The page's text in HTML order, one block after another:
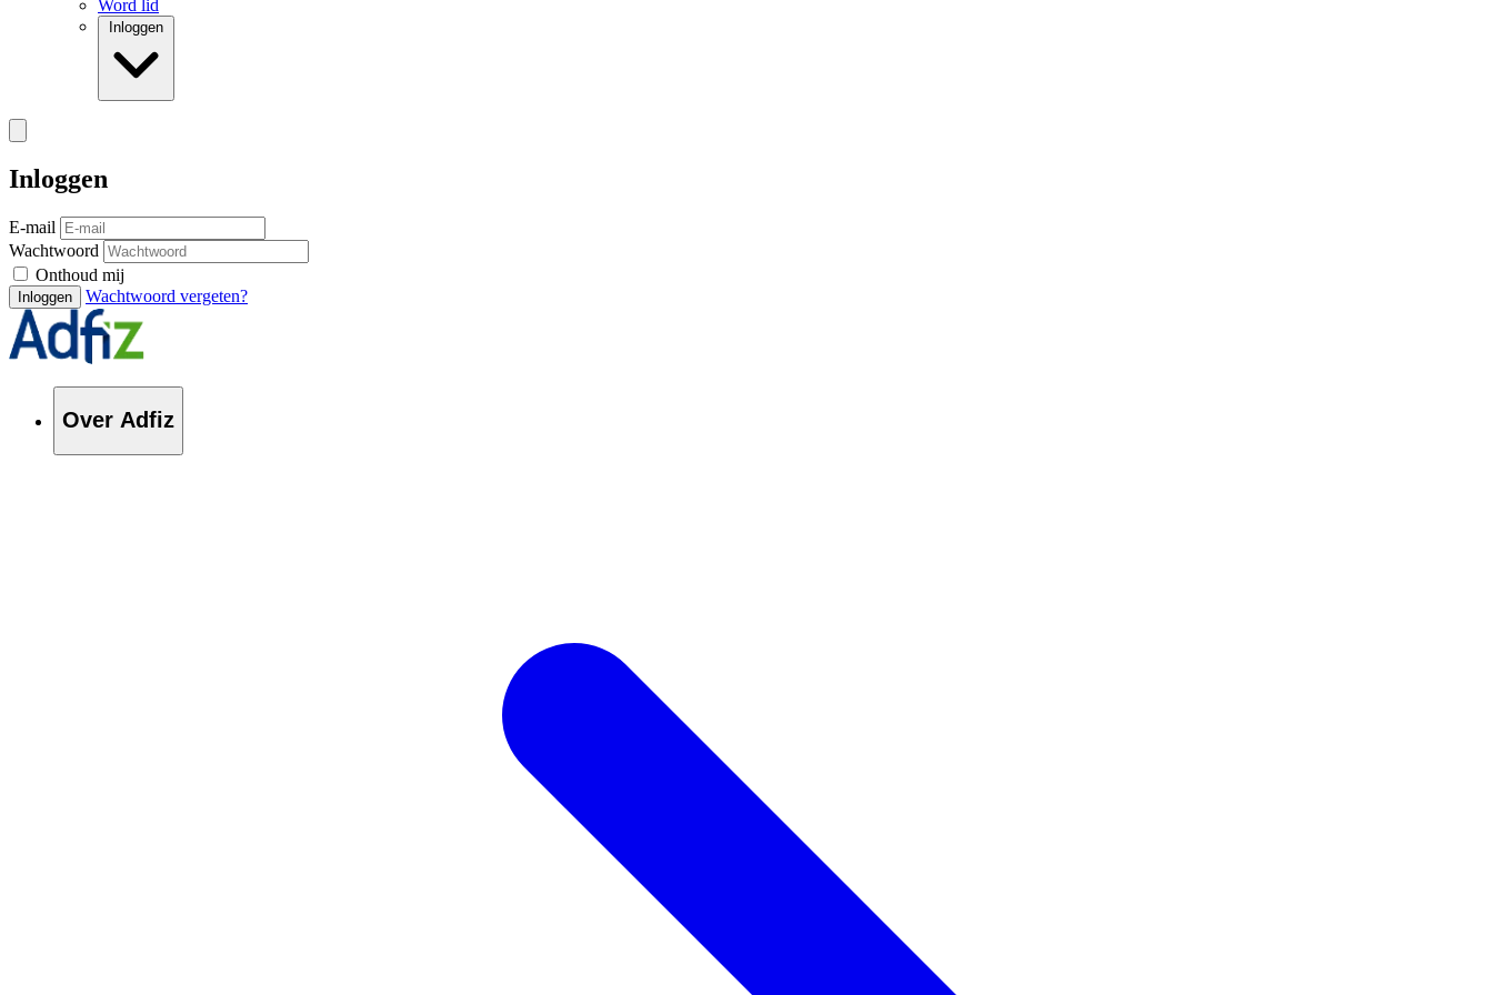
Word lid
Inloggen
Inloggen
E-mail
Wachtwoord
Onthoud mij
Inloggen Wachtwoord vergeten?
Over Adfiz